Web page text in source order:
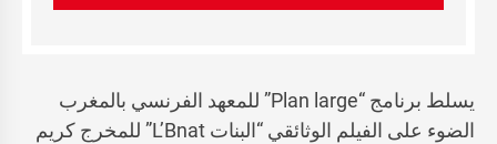
يسلط برنامج “Plan large” للمعهد الفرنسي بالمغرب
الضوء على الفيلم الوثائقي “البنات L’Bnat” للمخرج كريم